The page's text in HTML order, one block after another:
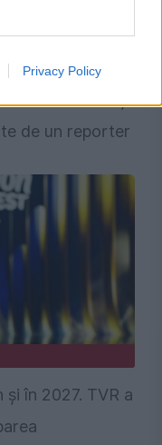
Privacy Policy
de un reporter
în 2027. TVR a